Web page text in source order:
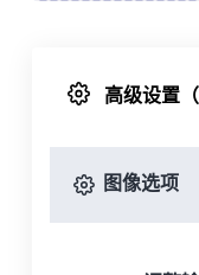
高级设置
图像选项